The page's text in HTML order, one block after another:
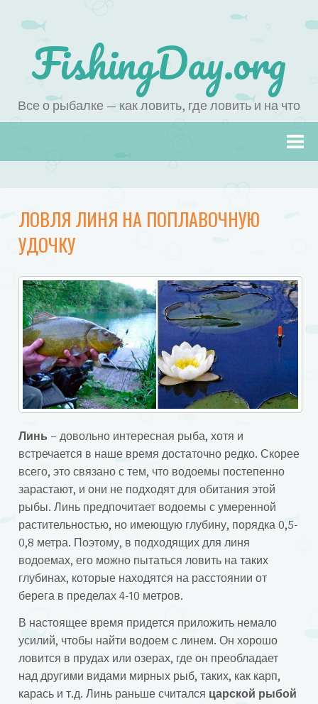
FishingDay.org
Все о рыбалке — как ловить, где ловить и на что
ЛОВЛЯ ЛИНЯ НА ПОПЛАВОЧНУЮ
УДОЧКУ
Линь – довольно интересная рыба, хотя и
встречается в наше время достаточно редко. Скорее
всего, это связано с тем, что водоемы постепенно
зарастают, и они не подходят для обитания этой
рыбы. Линь предпочитает водоемы с умеренной
растительностью, но имеющую глубину, порядка 0,5-
0,8 метра. Поэтому, в подходящих для линя
водоемах, его можно пытаться ловить на таких
глубинах, которые находятся на расстоянии от
берега в пределах 4-10 метров.
В настоящее время придется приложить немало
усилий, чтобы найти водоем с линем. Он хорошо
ловится в прудах или озерах, где он преобладает
над другими видами мирных рыб, таких, как карп,
карась и т.д. Линь раньше считался царской рыбой